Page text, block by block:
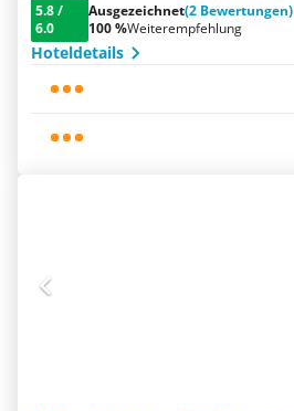
5.8/
6.0
Ausgezeichnet(2 Bewertungen)
100 %Weiterempfehlung
Hoteldetails